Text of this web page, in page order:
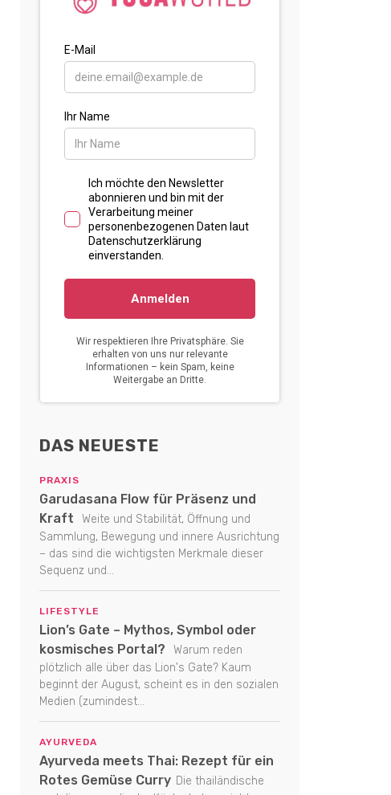
DAS NEUESTE
PRAXIS
Garudasana Flow für Präsenz und
Kraft
Weite und Stabilität, Öffnung und
Sammlung, Bewegung und innere Ausrichtung
– das sind die wichtigsten Merkmale dieser
Sequenz und...
LIFESTYLE
Lion’s Gate – Mythos, Symbol oder
kosmisches Portal?
Warum reden
plötzlich alle über das Lion's Gate? Kaum
beginnt der August, scheint es in den sozialen
Medien (zumindest...
AYURVEDA
Ayurveda meets Thai: Rezept für ein
Rotes Gemüse Curry Die thailändische